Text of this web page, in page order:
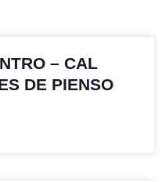
– CAL
DE PIENSO